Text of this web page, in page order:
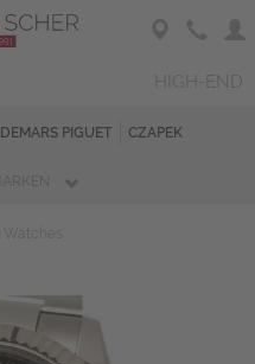
PIGUET CZAPEK